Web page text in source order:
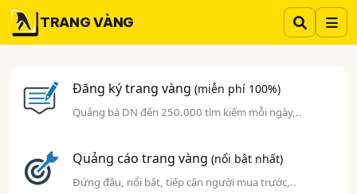
TRANG VÀNG
Đăng ký trang vàng(miễn phí 100%)
Quảng bá DN đến 250.000 tìm kiếm mỗi ngày,..
Quảng cáo trang vàng(nổi bật nhất)
Đứng đầu, nổi bật, tiếp cận người mua trước,..